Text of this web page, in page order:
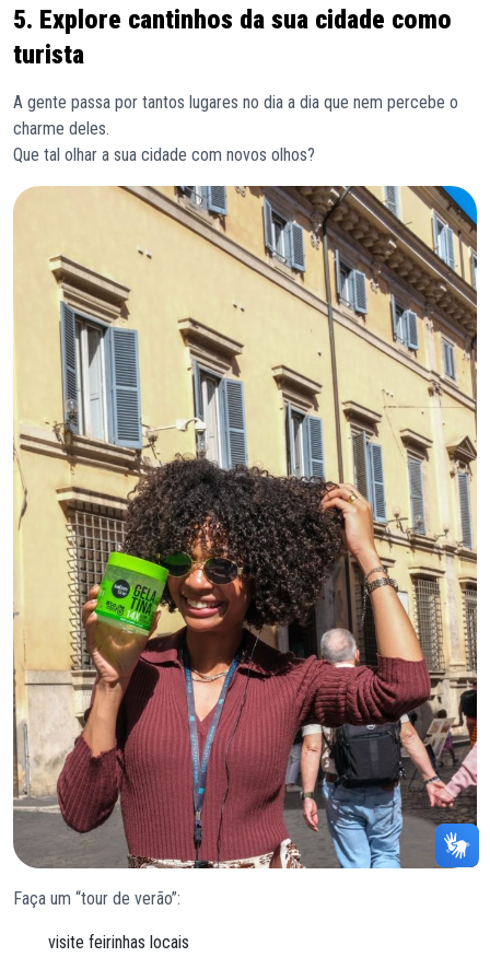
5. Explore cantinhos da sua cidade como
turista
A gente passa por tantos lugares no dia a dia que nem percebe o
charme deles.
Que tal olhar a sua cidade com novos olhos?
Faça um “tour de verão”:
visite feirinhas locais